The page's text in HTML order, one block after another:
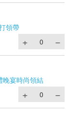
領帶
晚宴時尚領結